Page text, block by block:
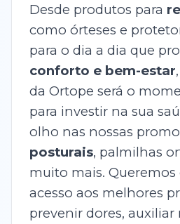
Desde produtos para
como órteses e
para o dia a dia que
conforto e bem-estar
da Ortope será o
para investir na sua
olho nas nossas
posturais, palmilhas
muito mais.
acesso aos melhores
prevenir dores, auxiliar